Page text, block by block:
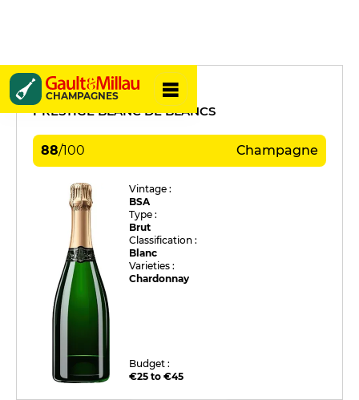
CHAMPAGNES
David Coutelas
PRESTIGE BLANC DE BLANCS
88/100 Champagne
Vintage :
BSA
Type :
Brut
Classification :
Blanc
Varieties :
Chardonnay
Budget :
€25 to €45